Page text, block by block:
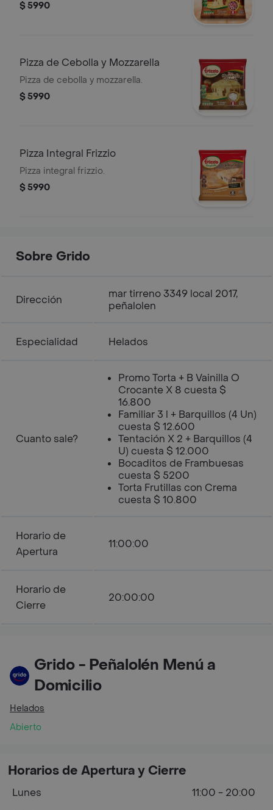
$ 5990
Pizza de Cebolla y Mozzarella
Pizza de cebolla y mozzarella.
$ 5990
Pizza Integral Frizzio
Pizza integral frizzio.
$ 5990
Sobre Grido
Dirección
mar tirreno 3349 local 2017,
peñalolen
Especialidad Helados
Cuanto sale?
Promo Torta + B Vainilla O
Crocante X 8 cuesta $
16.800
Familiar 3 l + Barquillos (4 Un)
cuesta $ 12.600
Tentación X 2 + Barquillos (4
U) cuesta $ 12.000
Bocaditos de Frambuesas
cuesta $ 5200
Torta Frutillas con Crema
cuesta $ 10.800
Horario de
Apertura
11:00:00
Horario de
Cierre
20:00:00
Grido - Peñalolén Menú a
Domicilio
Helados
Abierto
Horarios de Apertura y Cierre
Lunes
11:00 - 20:00